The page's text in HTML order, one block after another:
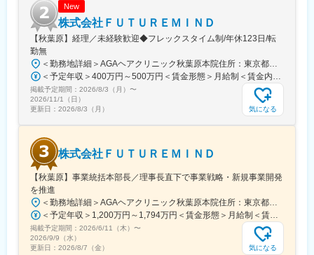
New
株式会社ＦＵＴＵＲＥＭＩＮＤ
【秋葉原】経理／未経験歓迎◆フレックスタイム制/年休123日/転
勤無
＜勤務地詳細＞AGAヘアクリニック秋葉原本院住所：東京都千代田区外神田3-12-8 住友不動産秋葉原ビル9F受動喫煙対策：屋内全面禁煙変更の範囲：会社の定める事業所（リモートワーク含む）
＜予定年収＞400万円～500万円＜賃金形態＞月給制＜賃金内訳＞月額（基本給）：275,000円～350,000円＜月給＞275,000円～350,000円＜昇給有無＞有＜残業手当＞有＜給与補足＞■ 多職種手当:5万円（複数の職種をマルチに対応するスタッフへの手当） ■ 多エリア手当:4万円（複数の拠点を横断してくれるスタッフへの手当） ■ 役職手当:0～52万円■ 達成手当：0～100万円（半期評価によって増減する手当）賃金はあくまでも目安の金額であり、選考を通じて上下する可能性があります。月給(月額)は固定手当を含めた表記です。
掲載予定期間： 2026/8/3（月） 〜
2026/11/1（日）
更新日： 2026/8/3（月） 気になる
株式会社ＦＵＴＵＲＥＭＩＮＤ
【秋葉原】事業統括本部長／理事長直下で事業戦略・新規事業開発
を推進
＜勤務地詳細＞AGAヘアクリニック秋葉原本院住所：東京都千代田区外神田3-12-8 住友不動産秋葉原ビル9F受動喫煙対策：屋内全面禁煙変更の範囲：会社の定める事業所（リモートワーク含む）
＜予定年収＞1,200万円～1,794万円＜賃金形態＞月給制＜賃金内訳＞月額（基本給）：240,000円その他固定手当/月：120,000円～640,000円＜月給＞360,000円～880,000円＜昇給有無＞有＜残業手当＞無＜給与補足＞事業統括本部長級1686万円（1200～1794万円）。全員一律の基本給に5つの手当と+αを組み合わせた金額が報酬となります。賃金はあくまでも目安の金額であり、選考を通じて上下する可能性があります。月給(月額)は固定手当を含めた表記です。
掲載予定期間： 2026/6/11（木） 〜
2026/9/9（水）
更新日： 2026/8/7（金） 気になる